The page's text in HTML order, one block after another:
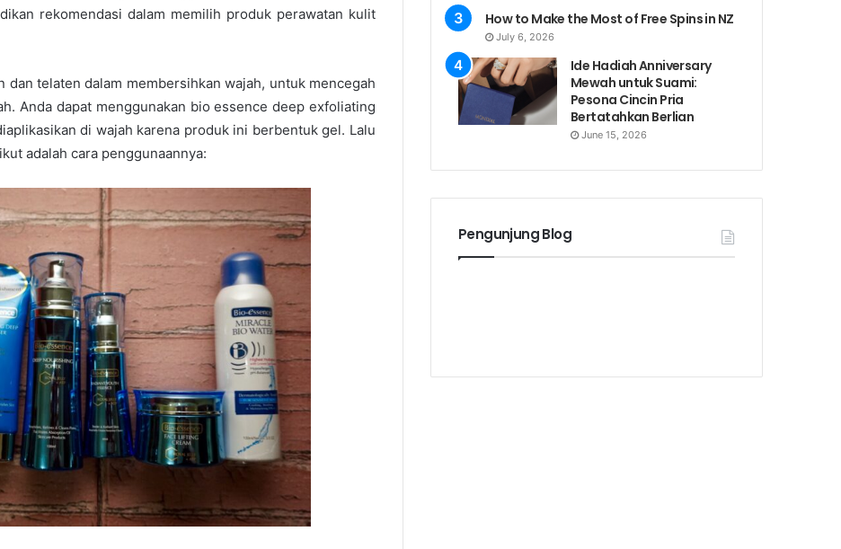
rekomendasi dalam memilih produk perawatan kulit
dan telaten dalam membersihkan wajah, untuk mencegah
Anda dapat menggunakan bio essence deep exfoliating
di wajah karena produk ini berbentuk gel. Lalu
adalah cara penggunaannya:
How to Make the Most of Free Spins in NZ
July 6, 2026
Ide Hadiah Anniversary
Mewah untuk Suami:
Pesona Cincin Pria
Bertatahkan Berlian
June 15, 2026
Pengunjung Blog